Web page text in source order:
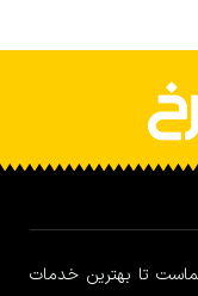
تا بهترین خدمات